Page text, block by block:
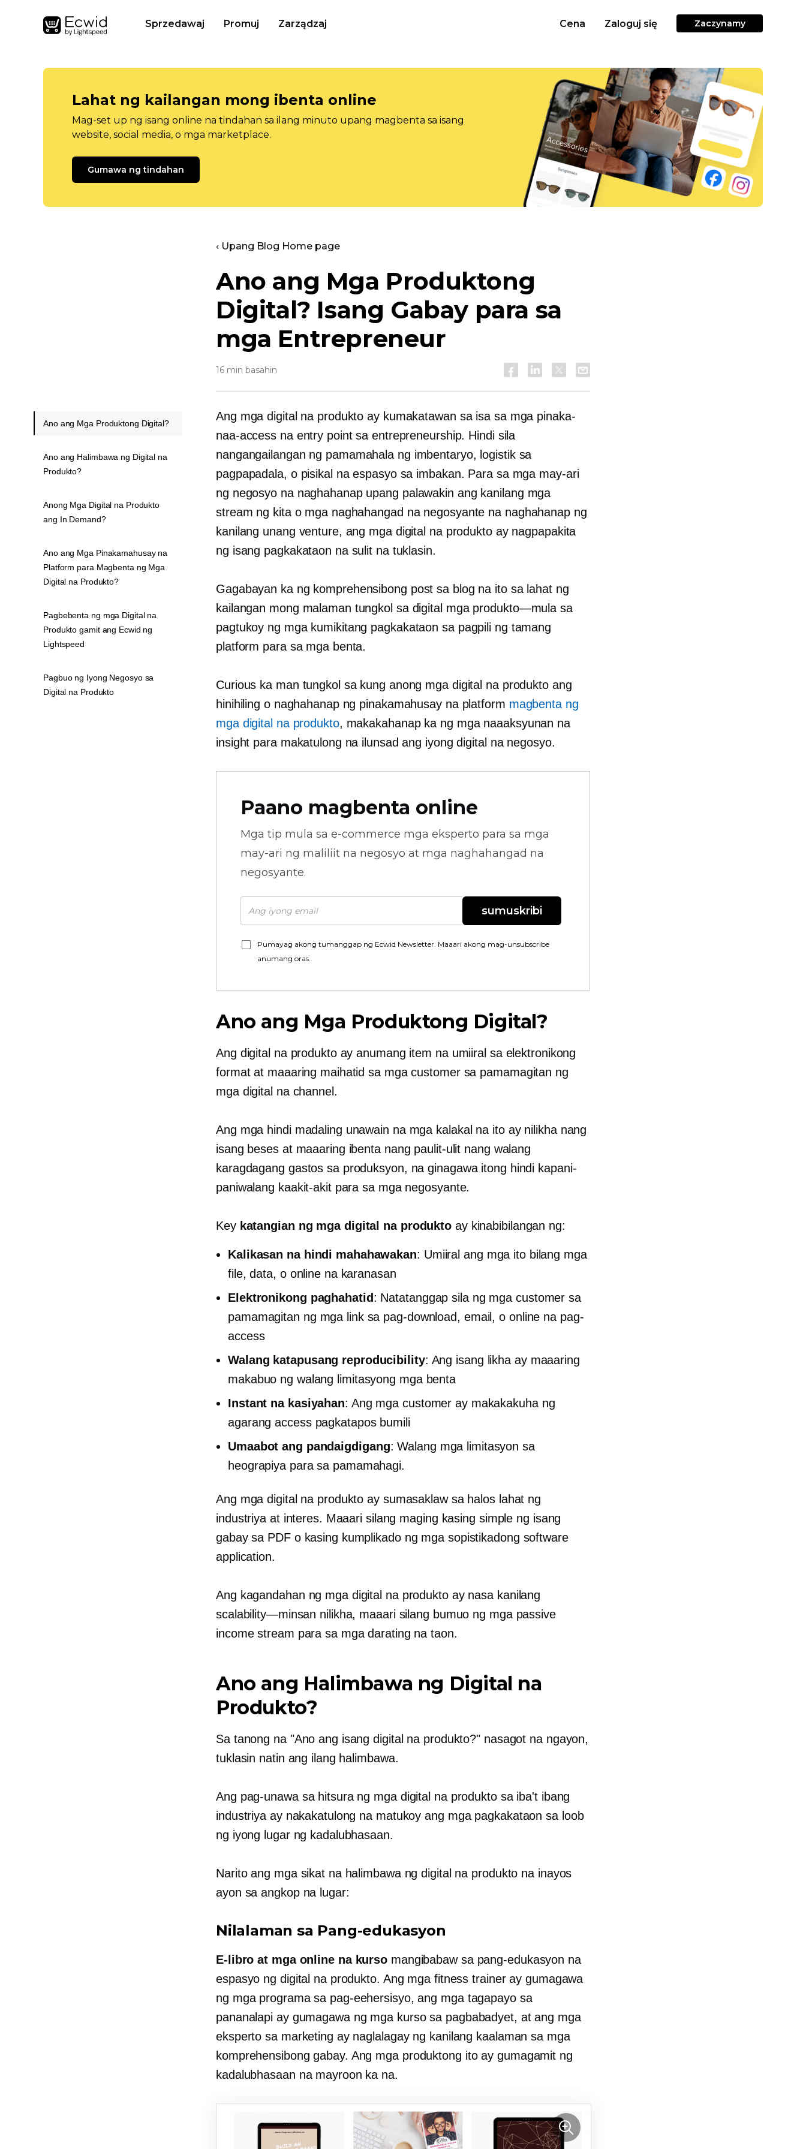
Sprzedawaj Promuj Zarządzaj Cena Zaloguj się Zaczynamy
Lahat ng kailangan mong ibenta online
Mag-set up ng isang online na tindahan sa ilang minuto upang magbenta sa isang
website, social media, o mga marketplace.
Gumawa ng tindahan
‹ Upang Blog Home page
Ano ang Mga Produktong
Digital? Isang Gabay para sa
mga Entrepreneur
16 min basahin
Ang mga digital na produkto ay kumakatawan sa isa sa mga pinaka-
naa-access na entry point sa entrepreneurship. Hindi sila
nangangailangan ng pamamahala ng imbentaryo, logistik sa
pagpapadala, o pisikal na espasyo sa imbakan. Para sa mga may-ari
ng negosyo na naghahanap upang palawakin ang kanilang mga
stream ng kita o mga naghahangad na negosyante na naghahanap ng
kanilang unang venture, ang mga digital na produkto ay nagpapakita
ng isang pagkakataon na sulit na tuklasin.
Gagabayan ka ng komprehensibong post sa blog na ito sa lahat ng
kailangan mong malaman tungkol sa digital mga produkto—mula sa
pagtukoy ng mga kumikitang pagkakataon sa pagpili ng tamang
platform para sa mga benta.
Curious ka man tungkol sa kung anong mga digital na produkto ang
hinihiling o naghahanap ng pinakamahusay na platform magbenta ng
mga digital na produkto, makakahanap ka ng mga naaaksyunan na
insight para makatulong na ilunsad ang iyong digital na negosyo.
Paano magbenta online
Mga tip mula sa e-commerce mga eksperto para sa mga
may-ari ng maliliit na negosyo at mga naghahangad na
negosyante.
sumuskribi
Pumayag akong tumanggap ng Ecwid Newsletter. Maaari akong mag-unsubscribe
anumang oras.
Ano ang Mga Produktong Digital?
Ang digital na produkto ay anumang item na umiiral sa elektronikong
format at maaaring maihatid sa mga customer sa pamamagitan ng
mga digital na channel.
Ang mga hindi madaling unawain na mga kalakal na ito ay nilikha nang
isang beses at maaaring ibenta nang paulit-ulit nang walang
karagdagang gastos sa produksyon, na ginagawa itong hindi kapani-
paniwalang kaakit-akit para sa mga negosyante.
Key katangian ng mga digital na produkto ay kinabibilangan ng:
Kalikasan na hindi mahahawakan: Umiiral ang mga ito bilang mga
file, data, o online na karanasan
Elektronikong paghahatid: Natatanggap sila ng mga customer sa
pamamagitan ng mga link sa pag-download, email, o online na pag-
access
Walang katapusang reproducibility: Ang isang likha ay maaaring
makabuo ng walang limitasyong mga benta
Instant na kasiyahan: Ang mga customer ay makakakuha ng
agarang access pagkatapos bumili
Umaabot ang pandaigdigang: Walang mga limitasyon sa
heograpiya para sa pamamahagi.
Ang mga digital na produkto ay sumasaklaw sa halos lahat ng
industriya at interes. Maaari silang maging kasing simple ng isang
gabay sa PDF o kasing kumplikado ng mga sopistikadong software
application.
Ang kagandahan ng mga digital na produkto ay nasa kanilang
scalability—minsan nilikha, maaari silang bumuo ng mga passive
income stream para sa mga darating na taon.
Ano ang Halimbawa ng Digital na
Produkto?
Sa tanong na "Ano ang isang digital na produkto?" nasagot na ngayon,
tuklasin natin ang ilang halimbawa.
Ang pag-unawa sa hitsura ng mga digital na produkto sa iba't ibang
industriya ay nakakatulong na matukoy ang mga pagkakataon sa loob
ng iyong lugar ng kadalubhasaan.
Narito ang mga sikat na halimbawa ng digital na produkto na inayos
ayon sa angkop na lugar:
Nilalaman sa Pang-edukasyon
E-libro at mga online na kurso mangibabaw sa pang-edukasyon na
espasyo ng digital na produkto. Ang mga fitness trainer ay gumagawa
ng mga programa sa pag-eehersisyo, ang mga tagapayo sa
pananalapi ay gumagawa ng mga kurso sa pagbabadyet, at ang mga
eksperto sa marketing ay naglalagay ng kanilang kaalaman sa mga
komprehensibong gabay. Ang mga produktong ito ay gumagamit ng
kadalubhasaan na mayroon ka na.
Ano ang Mga Produktong Digital?
Ano ang Halimbawa ng Digital na
Produkto?
Anong Mga Digital na Produkto
ang In Demand?
Ano ang Mga Pinakamahusay na
Platform para Magbenta ng Mga
Digital na Produkto?
Pagbebenta ng mga Digital na
Produkto gamit ang Ecwid ng
Lightspeed
Pagbuo ng Iyong Negosyo sa
Digital na Produkto